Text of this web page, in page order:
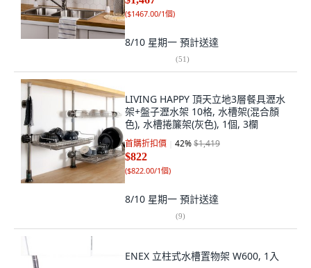
($1467.00/1個)
8/10 星期一 預計送達
(51)
LIVING HAPPY 頂天立地3層餐具瀝水
架+盤子瀝水架 10格, 水槽架(混合顏
色), 水槽捲簾架(灰色), 1個, 3欄
首購折扣價 42%$1,419
$822
($822.00/1個)
8/10 星期一 預計送達
(9)
ENEX 立柱式水槽置物架 W600, 1入